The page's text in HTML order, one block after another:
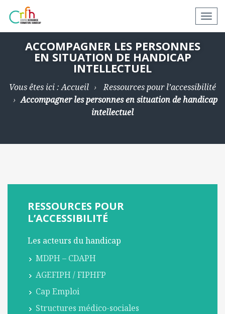
N
a
a
t
i
a
a
ACCOMPAGNER LES PERSONNES
EN SITUATION DE HANDICAP
INTELLECTUEL
Vous êtes ici :Accueil
Ressources pour l’accessibilité
Accompagner les personnes en situation de handicap
intellectuel
RESSOURCES POUR
L’ACCESSIBILITÉ
Les acteurs du handicap
MDPH – CDAPH
AGEFIPH / FIPHFP
Cap Emploi
Structures médico-sociales